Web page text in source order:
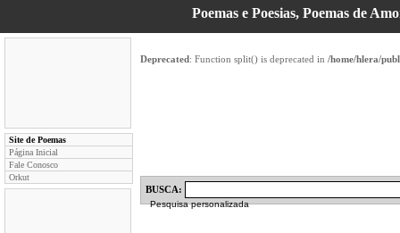
Poemas e Poesias, Poemas de
Site de Poemas
Página Inicial
Fale Conosco
Orkut
Deprecated: Function split() is deprecated in /home/hlera/
BUSCA:
Pesquisa personalizada